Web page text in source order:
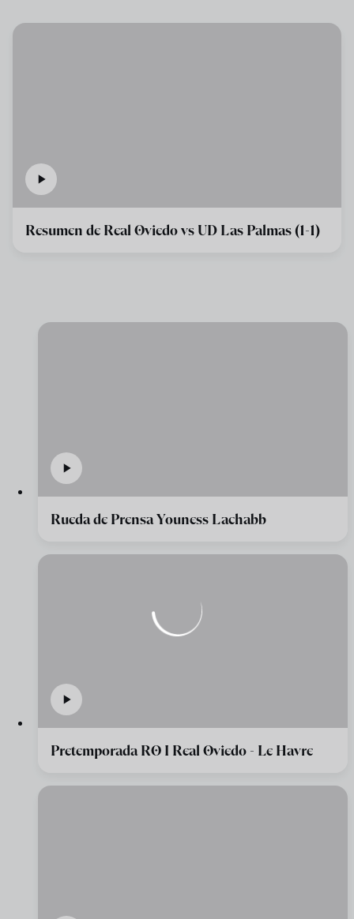
Resumen de Real Oviedo vs UD Las Palmas (1-1)
Rueda de Prensa Youness Lachabb
Pretemporada RO I Real Oviedo - Le Havre